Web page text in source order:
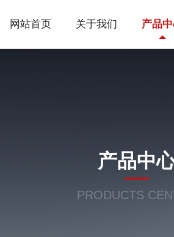
网站首页 关于我们 产品
产品中
PRODUCTS